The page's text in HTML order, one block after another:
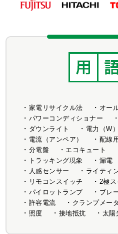
家電リサイクル法
オー
パワーコンディショナー
ダウンライト
電力（W）
電流（アンペア）
配線
分電盤
エコキュート
トラッキング現象
漏電
人感センサー
ライティ
リモコンスイッチ
2極ス
パイロットランプ
ブレ
許容電流
クランプメータ
照度
接地抵抗 太陽